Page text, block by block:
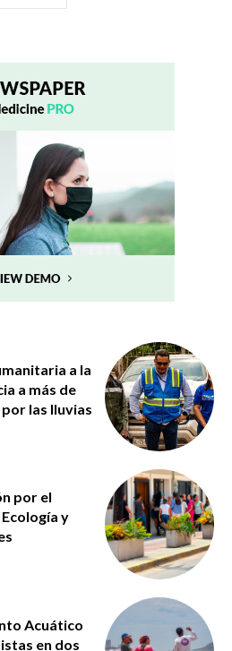
a la
a más de
las lluvias
por el
y
Acuático
en dos